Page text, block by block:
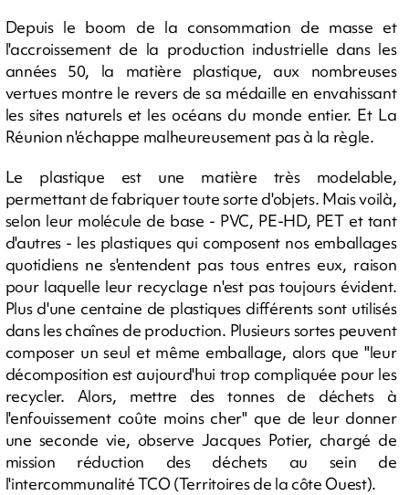
Depuis le boom de la consommation de masse et
l'accroissement de la production industrielle dans les
années 50, la matière plastique, aux nombreuses
vertues montre le revers de sa médaille en envahissant
les sites naturels et les océans du monde entier. Et La
Réunion n'échappe malheureusement pas à la règle.
Le plastique est une matière très modelable,
permettant de fabriquer toute sorte d'objets. Mais voilà,
selon leur molécule de base - PVC, PE-HD, PET et tant
d'autres - les plastiques qui composent nos emballages
quotidiens ne s'entendent pas tous entres eux, raison
pour laquelle leur recyclage n'est pas toujours évident.
Plus d'une centaine de plastiques différents sont utilisés
dans les chaînes de production. Plusieurs sortes peuvent
composer un seul et même emballage, alors que "leur
décomposition est aujourd'hui trop compliquée pour les
recycler. Alors, mettre des tonnes de déchets à
l'enfouissement coûte moins cher" que de leur donner
une seconde vie, observe Jacques Potier, chargé de
mission réduction des déchets au sein de
l'intercommunalité TCO (Territoires de la côte Ouest).